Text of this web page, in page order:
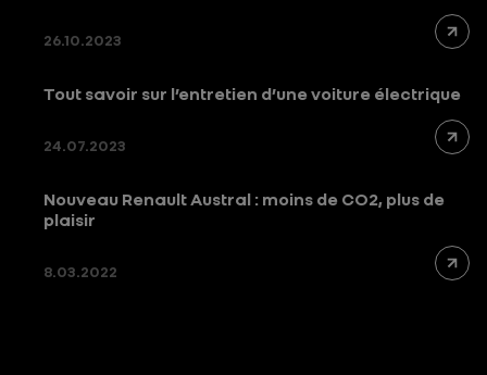
26.10.2023
Tout savoir sur l’entretien d’une voiture électrique
24.07.2023
Nouveau Renault Austral : moins de CO2, plus de
plaisir
8.03.2022